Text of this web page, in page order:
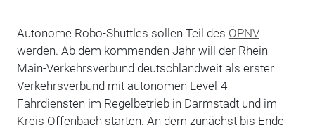
Autonome Robo-Shuttles sollen Teil des ÖPNV
werden. Ab dem kommenden Jahr will der Rhein-
Main-Verkehrsverbund deutschlandweit als erster
Verkehrsverbund mit autonomen Level-4-
Fahrdiensten im Regelbetrieb in Darmstadt und im
Kreis Offenbach starten. An dem zunächst bis Ende